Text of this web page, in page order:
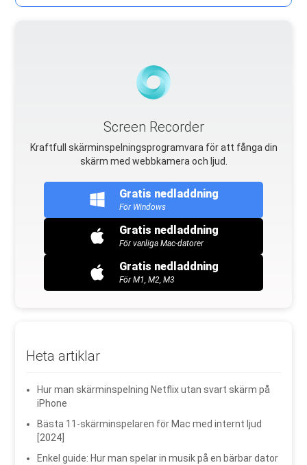
Screen Recorder
Kraftfull skärminspelningsprogramvara för att fånga din
skärm med webbkamera och ljud.
Gratis nedladdning
För Windows
Gratis nedladdning
För vanliga Mac-datorer
Gratis nedladdning
För M1, M2, M3
Heta artiklar
Hur man skärminspelning Netflix utan svart skärm på
iPhone
Bästa 11-skärminspelaren för Mac med internt ljud
[2024]
Enkel guide: Hur man spelar in musik på en bärbar dator